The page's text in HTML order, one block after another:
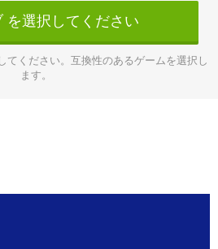
を選択してください
てください。互換性のあるゲームを選択し
ます。